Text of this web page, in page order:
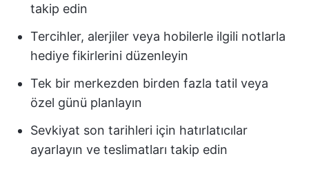
takip edin
Tercihler, alerjiler veya hobilerle ilgili notlarla
hediye fikirlerini düzenleyin
Tek bir merkezden birden fazla tatil veya
özel günü planlayın
Sevkiyat son tarihleri için hatırlatıcılar
ayarlayın ve teslimatları takip edin